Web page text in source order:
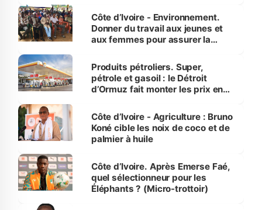
Côte d’Ivoire - Environnement.
Donner du travail aux jeunes et
aux femmes pour assurer la
menacées
Produits pétroliers. Super,
pétrole et gasoil : le Détroit
d’Ormuz fait monter les prix en
Côte d’Ivoire - Agriculture : Bruno
Koné cible les noix de coco et de
palmier à huile
Côte d’Ivoire. Après Emerse Faé,
quel sélectionneur pour les
Éléphants ? (Micro-trottoir)